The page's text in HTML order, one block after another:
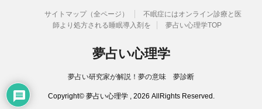
サイトマップ（全ページ）
不眠症にはオンライン診療と医
師より処方される睡眠導入剤を
夢占い心理学TOP
夢占い心理学
夢占い研究家が解説！夢の意味 夢診断
Copyright© 夢占い心理学 , 2026 AllRights Reserved.